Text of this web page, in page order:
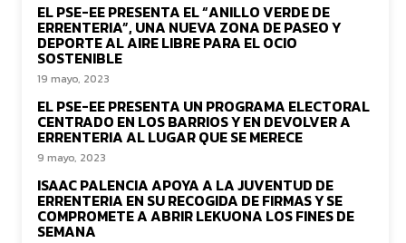
EL PSE-EE PRESENTA EL “ANILLO VERDE DE
ERRENTERIA”, UNA NUEVA ZONA DE PASEO Y
DEPORTE AL AIRE LIBRE PARA EL OCIO
SOSTENIBLE
19 mayo, 2023
EL PSE-EE PRESENTA UN PROGRAMA ELECTORAL
CENTRADO EN LOS BARRIOS Y EN DEVOLVER A
ERRENTERIA AL LUGAR QUE SE MERECE
9 mayo, 2023
ISAAC PALENCIA APOYA A LA JUVENTUD DE
ERRENTERIA EN SU RECOGIDA DE FIRMAS Y SE
COMPROMETE A ABRIR LEKUONA LOS FINES DE
SEMANA